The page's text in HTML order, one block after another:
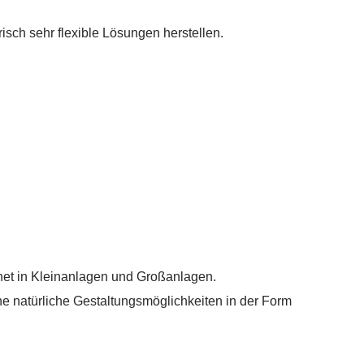
sehr flexible Lösungen herstellen.
in Kleinanlagen und Großanlagen.
natürliche Gestaltungsmöglichkeiten in der Form